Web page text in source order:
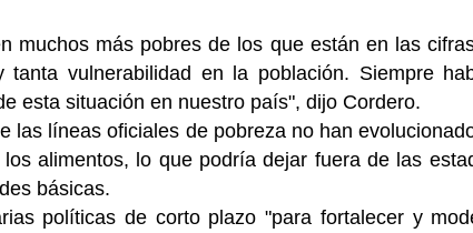
muchos más pobres de los que están en las
vulnerabilidad en la población. Siempre
esta situación en nuestro país", dijo Cordero.
las líneas oficiales de pobreza no han
alimentos, lo que podría dejar fuera de las
básicas.
políticas de corto plazo "para fortalecer y